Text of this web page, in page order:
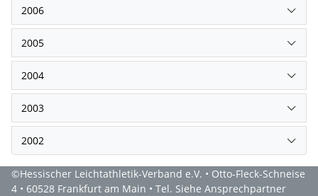
2006
2005
2004
2003
2002
©Hessischer Leichtathletik-Verband e.V. • Otto-Fleck-Schneise
4 • 60528 Frankfurt am Main • Tel. Siehe Ansprechpartner